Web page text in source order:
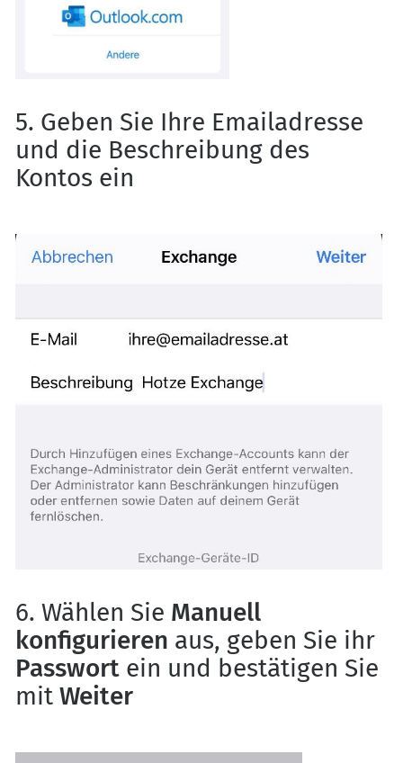
5. Geben Sie Ihre Emailadresse
und die Beschreibung des
Kontos ein
6. Wählen Sie Manuell
konfigurieren aus, geben Sie ihr
Passwort ein und bestätigen Sie
mit Weiter